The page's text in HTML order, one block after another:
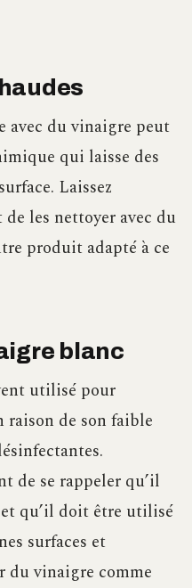
avec du vinaigre peut
qui laisse des
Laissez
les nettoyer avec du
produit adapté à ce
blanc
utilisé pour
raison de son faible
de se rappeler qu’il
qu’il doit être utilisé
surfaces et
du vinaigre comme